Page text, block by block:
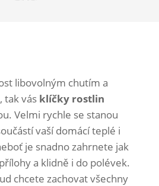
libovolným chutím a
tak vás klíčky rostlin
Velmi rychle se stanou
vaší domácí teplé i
je snadno zahrnete jak
a klidně i do polévek.
chcete zachovat všechny